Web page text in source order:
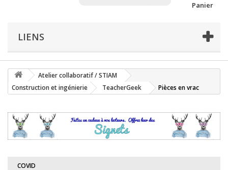
Panier
LIENS
Atelier collaboratif / STIAM
Construction et ingénierie
TeacherGeek Pièces en vrac
COVID